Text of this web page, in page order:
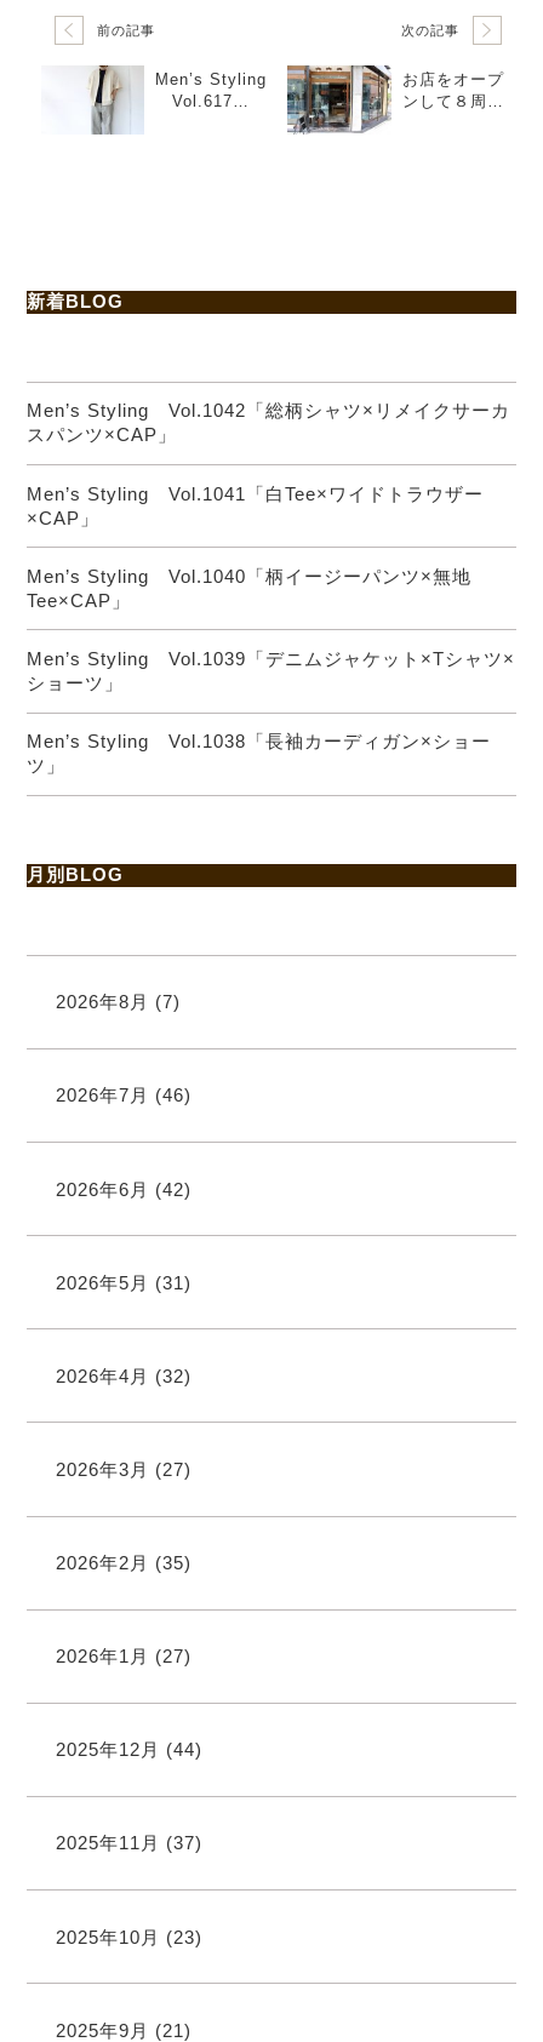
前の記事
Men’s Styling
Vol.617
次の記事
お店をオープ
ンして８周年
新着BLOG
Men’s Styling Vol.1042「総柄シャツ×リメイクサーカ
スパンツ×CAP」
Men’s Styling Vol.1041「白Tee×ワイドトラウザー
×CAP」
Men’s Styling Vol.1040「柄イージーパンツ×無地
Tee×CAP」
Men’s Styling Vol.1039「デニムジャケット×Tシャツ×
ショーツ」
Men’s Styling Vol.1038「長袖カーディガン×ショー
ツ」
月別BLOG
2026年8月 (7)
2026年7月 (46)
2026年6月 (42)
2026年5月 (31)
2026年4月 (32)
2026年3月 (27)
2026年2月 (35)
2026年1月 (27)
2025年12月 (44)
2025年11月 (37)
2025年10月 (23)
2025年9月 (21)